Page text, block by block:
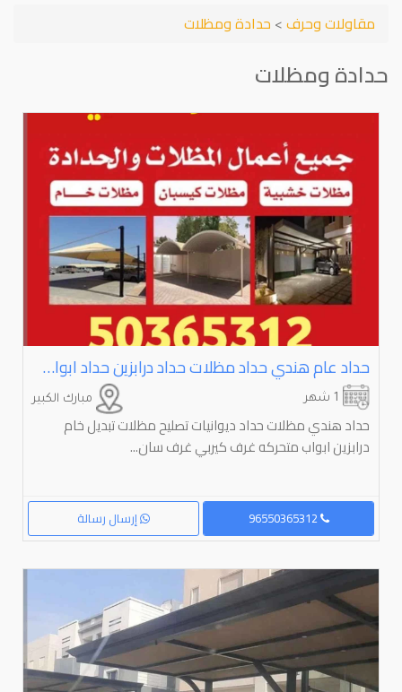
مقاولات وحرف> حدادة ومظلات
حدادة ومظلات
حداد عام هندي حداد مظلات حداد درابزين حداد ابواب حداد غرف ساندويتش بانل ⁦⁦Blacksmith⁩⁩ ⁦⁦Welding⁩⁩ ⁦⁦and⁩⁩
مبارك الكبير
حداد هندي مظلات حداد ديوانيات تصليح مظلات تبديل خام
درابزين ابواب متحركه غرف كيربي غرف سان...
إرسال رسالة 96550365312